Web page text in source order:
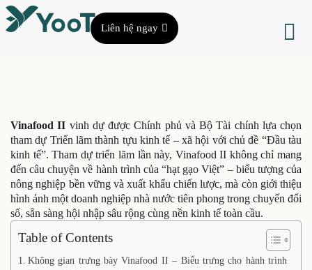
Liên hệ ngay
Vinafood II vinh dự được Chính phủ và Bộ Tài chính lựa chọn
tham dự Triển lãm thành tựu kinh tế – xã hội với chủ đề “Đầu tàu
kinh tế”. Tham dự triển lãm lần này, Vinafood II không chỉ mang
đến câu chuyện về hành trình của “hạt gạo Việt” – biểu tượng của
nông nghiệp bền vững và xuất khẩu chiến lược, mà còn giới thiệu
hình ảnh một doanh nghiệp nhà nước tiên phong trong chuyển đổi
số, sẵn sàng hội nhập sâu rộng cùng nền kinh tế toàn cầu.
Table of Contents
Không gian trưng bày Vinafood II – Biểu trưng cho hành trình